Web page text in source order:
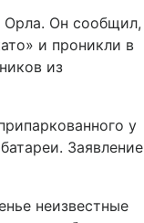
Орла. Он сообщил,
и проникли в
из
у
Заявление
неизвестные